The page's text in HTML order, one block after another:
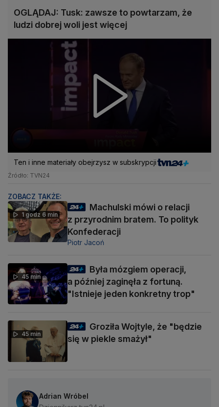
OGLĄDAJ: Tusk: zawsze to powtarzam, że
ludzi dobrej woli jest więcej
Ten i inne materiały obejrzysz w subskrypcji
Źródło: TVN24
ZOBACZ TAKŻE:
1 godz 6 min
Machulski mówi o relacji
z przyrodnim bratem. To polityk
Konfederacji
Piotr Jacoń
45 min
Była mózgiem operacji,
a później zaginęła z fortuną.
"Istnieje jeden konkretny trop"
45 min
Groziła Wojtyle, że "będzie
się w piekle smażył"
Adrian Wróbel